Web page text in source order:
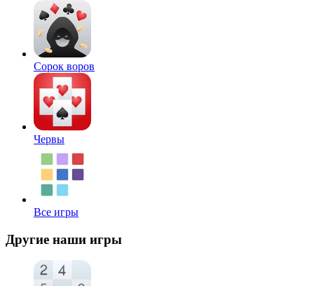
Сорок воров
Червы
Все игры
Другие наши игры